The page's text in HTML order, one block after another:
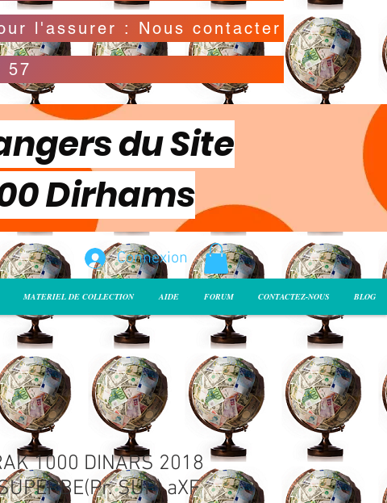
Possibilité de déclarer la valeur de l'envoi pour l'assurer : Nous contacter
57
du Site
Dirhams
Connexion
MATERIEL DE COLLECTION AIDE FORUM CONTACTEZ-NOUS BLOG
1000 DINARS 2018
SUP) aXF